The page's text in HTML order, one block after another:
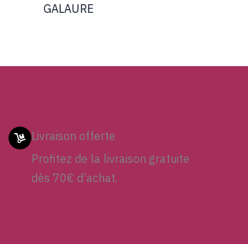
GALAURE
Livraison offerte
Profitez de la livraison gratuite
dès 70€ d’achat.